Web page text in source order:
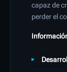
capaz de
perder el